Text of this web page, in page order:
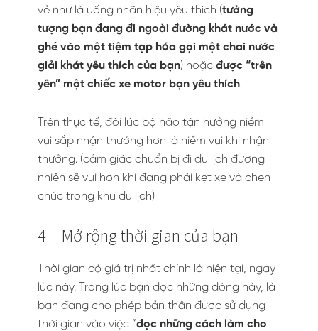
vẻ như là uống nhãn hiệu yêu thích (tưởng
tượng bạn đang đi ngoài đường khát nước và
ghé vào một tiệm tạp hóa gọi một chai nước
giải khát yêu thích của bạn) hoặc được “trên
yên” một chiếc xe motor bạn yêu thích.
Trên thực tế, đôi lúc bộ não tận hưởng niềm
vui sắp nhận thưởng hơn là niềm vui khi nhận
thưởng. (cảm giác chuẩn bị đi du lịch đương
nhiên sẽ vui hơn khi đang phải kẹt xe và chen
chúc trong khu du lịch)
4 – Mở rộng thời gian của bạn
Thời gian có giá trị nhất chính là hiện tại, ngay
lúc này. Trong lúc bạn đọc những dòng này, là
bạn đang cho phép bản thân được sử dụng
thời gian vào việc “đọc những cách làm cho